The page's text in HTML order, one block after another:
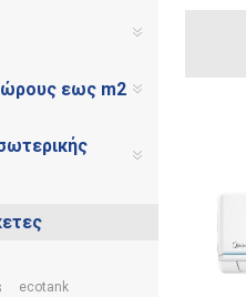
εως m2
ecotank